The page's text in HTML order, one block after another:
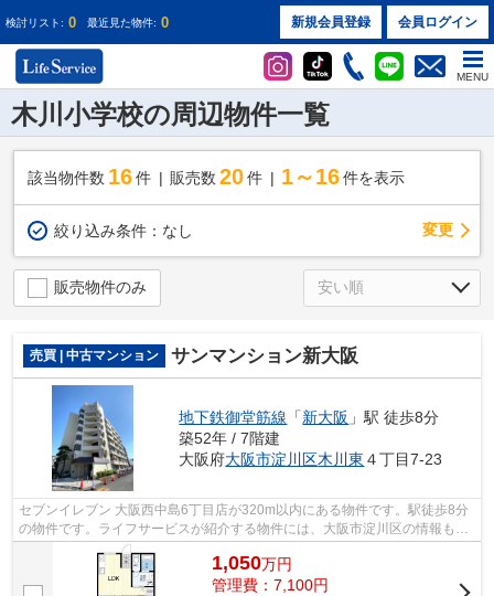
検討リスト: 0 最近見た物件: 0 新規会員登録 会員ログイン
MENU
木川小学校の周辺物件一覧
該当物件数 16件 販売数 20 件 1～16 件を表示
絞り込み条件： なし 変更
販売物件のみ
売買 | 中古マンション サンマンション新大阪
地下鉄御堂筋線 「新大阪 」駅 徒歩8分
築52年 / 7階建
大阪府大阪市淀川区木川東 ４丁目7-23
セブンイレブン 大阪西中島6丁目店が320m以内にある物件です。駅徒歩8分
の物件です。ライフサービスが紹介する物件には、大阪市淀川区の情報も満
載です。info@life-service-kk.co.jpか...
1,050万円
管理費：7,100円